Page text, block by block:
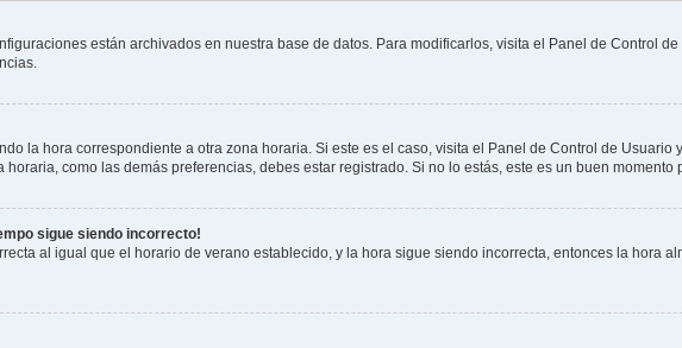
están archivados en nuestra base de datos. Para modificarlos, visita el Panel de Control
la hora correspondiente a otra zona horaria. Si este es el caso, visita el Panel de Control de
como las demás preferencias, debes estar registrado. Si no lo estás, este es un buen momento
sigue siendo incorrecto!
al igual que el horario de verano establecido, y la hora sigue siendo incorrecta, entonces la hora